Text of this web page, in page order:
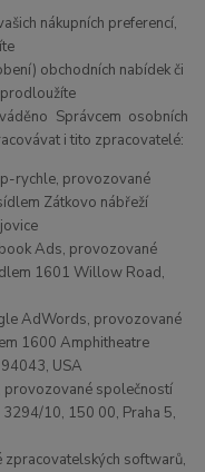
nákupních preferencí,
obchodních nabídek či
Správcem osobních
i tito zpracovatelé:
rychle, provozované
Zátkovo nábřeží
Ads, provozované
1601 Willow Road,
AdWords, provozované
1600 Amphitheatre
USA
provozované společností
3294/10, 150 00, Praha 5,
softwarů,